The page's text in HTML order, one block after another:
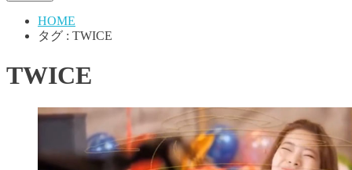
HOME
タグ : TWICE
TWICE